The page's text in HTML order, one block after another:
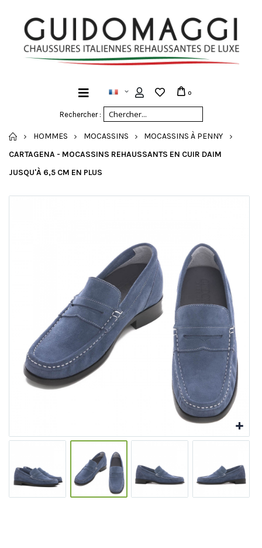
Rechercher :
0
ACCUEIL
HOMMES MOCASSINS
MOCASSINS À PENNY
CARTAGENA - MOCASSINS REHAUSSANTS EN CUIR DAIM
JUSQU'À 6,5 CM EN PLUS